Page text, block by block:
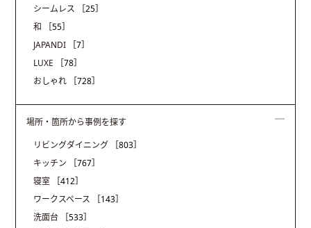
シームレス
［25］
和
［55］
JAPANDI
［7］
LUXE
［78］
おしゃれ
［728］
場所・箇所から事例を探す
リビングダイニング
［803］
キッチン
［767］
寝室
［412］
ワークスペース
［143］
洗面台
［533］